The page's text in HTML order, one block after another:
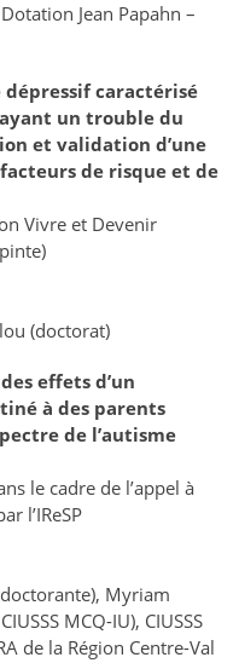
Jean Papahn –
caractérisé
un trouble du
et validation d’une
de risque et de
Vivre et Devenir
(doctorat)
effets d’un
à des parents
de l’autisme
le cadre de l’appel à
l’IReSP
Myriam
MCQ-IU), CIUSSS
de la Région Centre-Val